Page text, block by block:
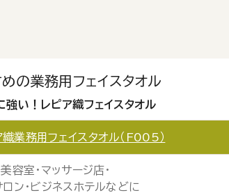
の業務用フェイスタオル
強い！レピア織フェイスタオル
織業務用フェイスタオル（F005）
容室・マッサージ店・
ロン・ビジネスホテルなどに